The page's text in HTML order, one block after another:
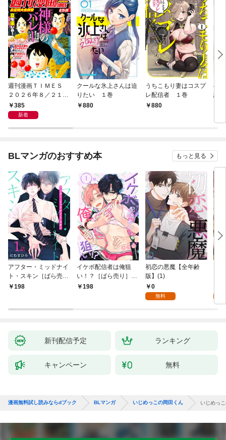
週刊漫画ＴＩＭＥＳ
２０２６年８／２１・
２８合併号
385
新着
クールな氷上さんは迫
りたい １巻
880
うちこもり妻はコスプ
レ配信者 １巻
880
へ
話
BLマンガのおすすめ本 もっと見る
アフター・ミッドナイ
ト・スキン［ばら売
り］ 第1話
198
イケボ配信者は俺狙
い！？［ばら売り］
第1話
198
初恋の悪魔【全年齢
版】(1)
0
無料
新刊配信予定 ランキング
キャンペーン 無料
漫画無料試し読みならdブック BLマンガ いじめっこの岡田くん いじめっ